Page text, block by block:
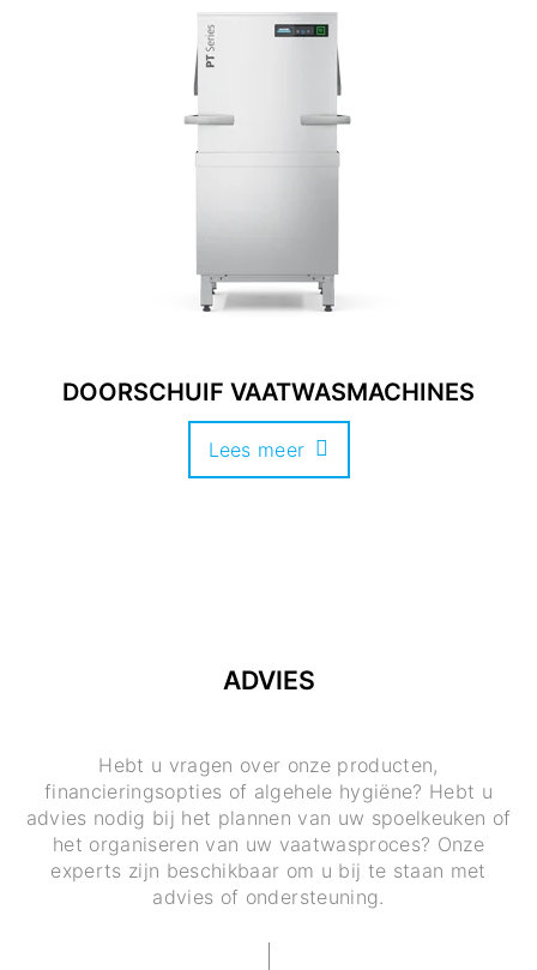
DOORSCHUIF VAATWASMACHINES
Lees meer
ADVIES
Hebt u vragen over onze producten,
financieringsopties of algehele hygiëne? Hebt u
advies nodig bij het plannen van uw spoelkeuken of
het organiseren van uw vaatwasproces? Onze
experts zijn beschikbaar om u bij te staan met
advies of ondersteuning.